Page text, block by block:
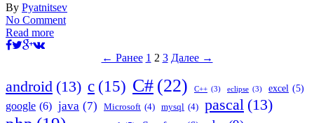
By Pyatnitsev
No Comment
Read more
← Ранее 1 2 3 Далее →
android (13) c (15) C# (22) C++ (3) eclipse (3) excel (5)
google (6) java (7) Microsoft (4) mysql (4) pascal (13)